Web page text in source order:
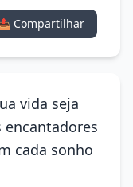
Compartilhar
vida seja
cada sonho